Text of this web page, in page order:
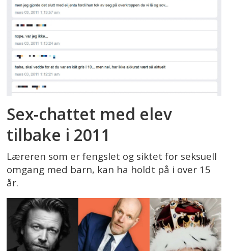
Sex-chattet med elev
tilbake i 2011
Læreren som er fengslet og siktet for seksuell
omgang med barn, kan ha holdt på i over 15
år.